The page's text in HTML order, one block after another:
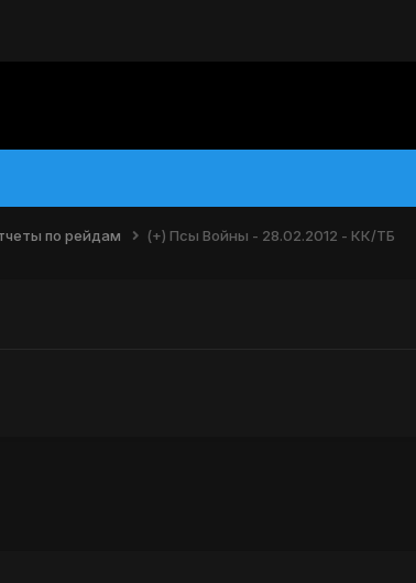
по рейдам (+) Псы Войны - 28.02.2012 - КК/ТБ